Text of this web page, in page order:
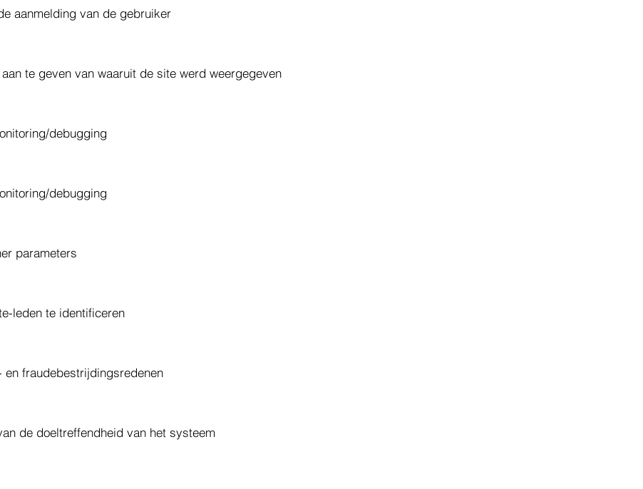
aanmelding van de gebruiker
te geven van waaruit de site werd weergegeven
debugging
debugging
parameters
leden te identificeren
fraudebestrijdingsredenen
de doeltreffendheid van het systeem